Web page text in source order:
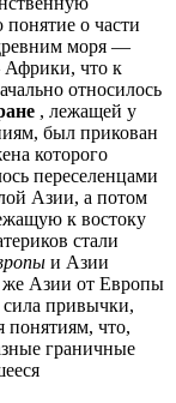
о части
моря —
что к
относилось
, лежащей у
был прикован
которого
переселенцами
Азии, а потом
к востоку
стали
и Азии
же Азии от Европы
сила привычки,
понятиям, что,
граничные